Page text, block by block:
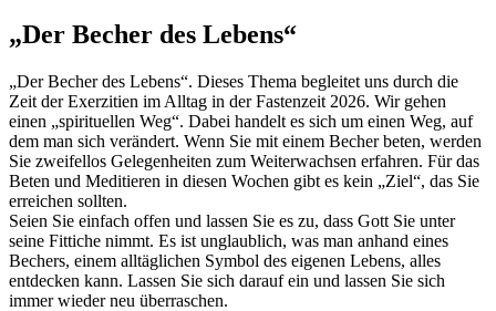
„Der Becher des Lebens“
„Der Becher des Lebens“. Dieses Thema begleitet uns durch die
Zeit der Exerzitien im Alltag in der Fastenzeit 2026. Wir gehen
einen „spirituellen Weg“. Dabei handelt es sich um einen Weg, auf
dem man sich verändert. Wenn Sie mit einem Becher beten, werden
Sie zweifellos Gelegenheiten zum Weiterwachsen erfahren. Für das
Beten und Meditieren in diesen Wochen gibt es kein „Ziel“, das Sie
erreichen sollten.
Seien Sie einfach offen und lassen Sie es zu, dass Gott Sie unter
seine Fittiche nimmt. Es ist unglaublich, was man anhand eines
Bechers, einem alltäglichen Symbol des eigenen Lebens, alles
entdecken kann. Lassen Sie sich darauf ein und lassen Sie sich
immer wieder neu überraschen.